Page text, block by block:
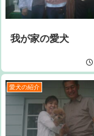
我が家の愛犬
愛犬の紹介